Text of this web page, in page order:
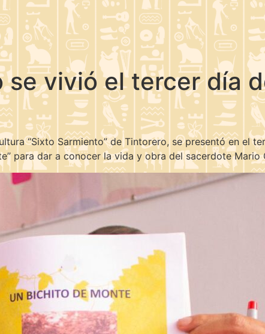
vivió el tercer día
“Sixto Sarmiento” de Tintorero, se presentó en el
para dar a conocer la vida y obra del sacerdote Mario